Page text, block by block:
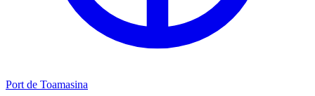
Port de Toamasina